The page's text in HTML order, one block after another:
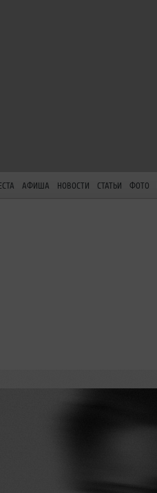
АФИША НОВОСТИ СТАТЬИ ФОТО